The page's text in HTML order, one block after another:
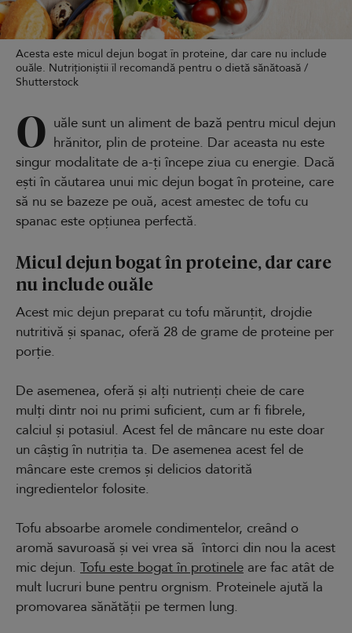
Acesta este micul dejun bogat în proteine, dar care nu include
ouăle. Nutriționiștii îl recomandă pentru o dietă sănătoasă /
Shutterstock
O uăle sunt un aliment de bază pentru micul dejun
hrănitor, plin de proteine. Dar aceasta nu este
singur modalitate de a-ți începe ziua cu energie. Dacă
ești în căutarea unui mic dejun bogat în proteine, care
să nu se bazeze pe ouă, acest amestec de tofu cu
spanac este opțiunea perfectă.
Micul dejun bogat în proteine, dar care
nu include ouăle
Acest mic dejun preparat cu tofu mărunțit, drojdie
nutritivă și spanac, oferă 28 de grame de proteine per
porție.
De asemenea, oferă și alți nutrienți cheie de care
mulți dintr noi nu primi suficient, cum ar fi fibrele,
calciul și potasiul. Acest fel de mâncare nu este doar
un câștig în nutriția ta. De asemenea acest fel de
mâncare este cremos și delicios datorită
ingredientelor folosite.
Tofu absoarbe aromele condimentelor, creând o
aromă savuroasă și vei vrea să întorci din nou la acest
mic dejun. Tofu este bogat în protinele are fac atât de
mult lucruri bune pentru orgnism. Proteinele ajută la
promovarea sănătății pe termen lung.